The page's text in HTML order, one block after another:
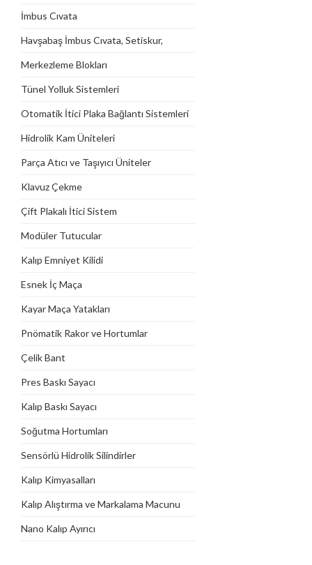
İmbus Cıvata
Havşabaş İmbus Cıvata, Setiskur,
Merkezleme Blokları
Tünel Yolluk Sistemleri
Otomatik İtici Plaka Bağlantı Sistemleri
Hidrolik Kam Üniteleri
Parça Atıcı ve Taşıyıcı Üniteler
Klavuz Çekme
Çift Plakalı İtici Sistem
Modüler Tutucular
Kalıp Emniyet Kilidi
Esnek İç Maça
Kayar Maça Yatakları
Pnömatik Rakor ve Hortumlar
Çelik Bant
Pres Baskı Sayacı
Kalıp Baskı Sayacı
Soğutma Hortumları
Sensörlü Hidrolik Silindirler
Kalıp Kimyasalları
Kalıp Alıştırma ve Markalama Macunu
Nano Kalıp Ayırıcı